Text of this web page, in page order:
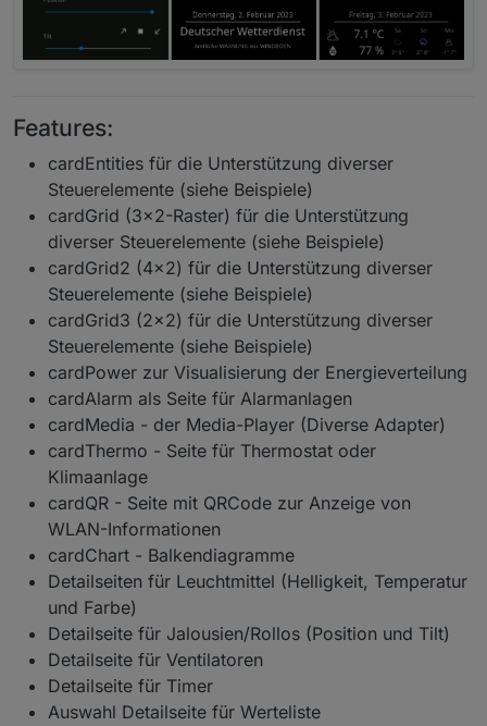
Features:
cardEntities für die Unterstützung diverser
Steuerelemente (siehe Beispiele)
cardGrid (3x2-Raster) für die Unterstützung
diverser Steuerelemente (siehe Beispiele)
cardGrid2 (4x2) für die Unterstützung diverser
Steuerelemente (siehe Beispiele)
cardGrid3 (2x2) für die Unterstützung diverser
Steuerelemente (siehe Beispiele)
cardPower zur Visualisierung der Energieverteilung
cardAlarm als Seite für Alarmanlagen
cardMedia - der Media-Player (Diverse Adapter)
cardThermo - Seite für Thermostat oder
Klimaanlage
cardQR - Seite mit QRCode zur Anzeige von
WLAN-Informationen
cardChart - Balkendiagramme
Detailseiten für Leuchtmittel (Helligkeit, Temperatur
und Farbe)
Detailseite für Jalousien/Rollos (Position und Tilt)
Detailseite für Ventilatoren
Detailseite für Timer
Auswahl Detailseite für Werteliste